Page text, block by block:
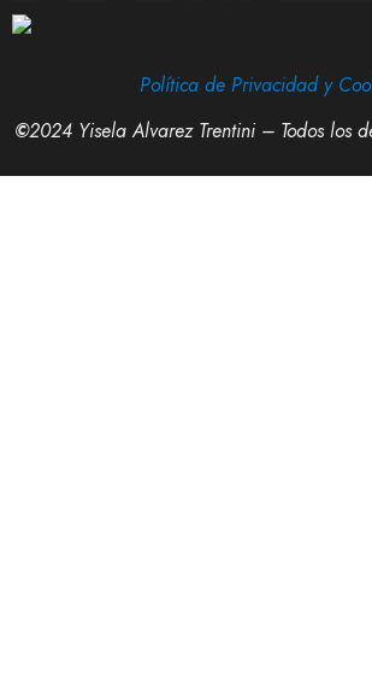
Política de Privacidad y
©2024 Yisela Alvarez Trentini – Todos los